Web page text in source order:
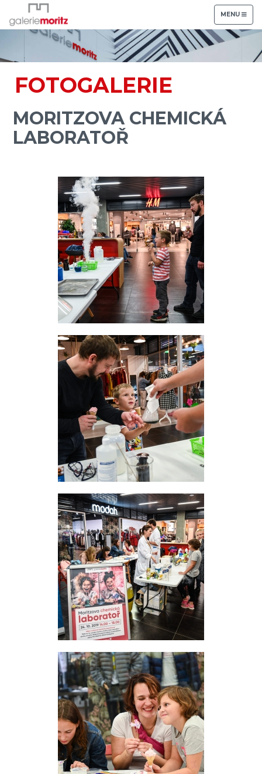
TOGGLE
NAVIGATION
MENU
FOTOGALERIE
MORITZOVA CHEMICKÁ
LABORATOŘ